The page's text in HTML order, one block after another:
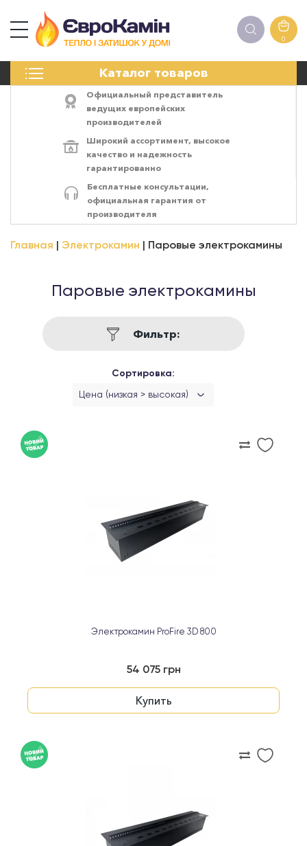
0
Каталог товаров
ПЕЧИ
ЭЛЕКТРОКАМИН
АКСЕССУАРЫ
ЭНЕРГОСИСТЕМЫ
Официальный представитель
ведущих европейских
производителей
Широкий ассортимент, высокое
качество и надежность
гарантированно
Бесплатные консультации,
официальная гарантия от
производителя
Главная Электрокамин Паровые электрокамины
Паровые электрокамины
Фильтр:
Сортировка:
Цена (низкая > высокая)
Электрокамин ProFire 3D 800
54 075 грн
Купить